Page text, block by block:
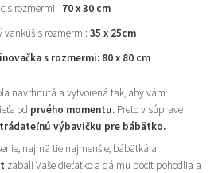
s rozmermi: 70 x 30 cm
vankúš s rozmermi: 35 x 25cm
s rozmermi: 80 x 80 cm
navrhnutá a vytvorená tak, aby vám
od prvého momentu. Preto v súprave
výbavičku pre bábätko.
najmä tie najmenšie, bábätká a
zabalí Vaše dieťatko a dá mu pocit pohodlia a